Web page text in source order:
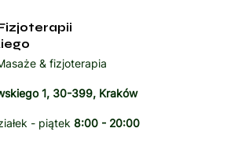
& fizjoterapia
1, 30-399, Kraków
- piątek 8:00 - 20:00